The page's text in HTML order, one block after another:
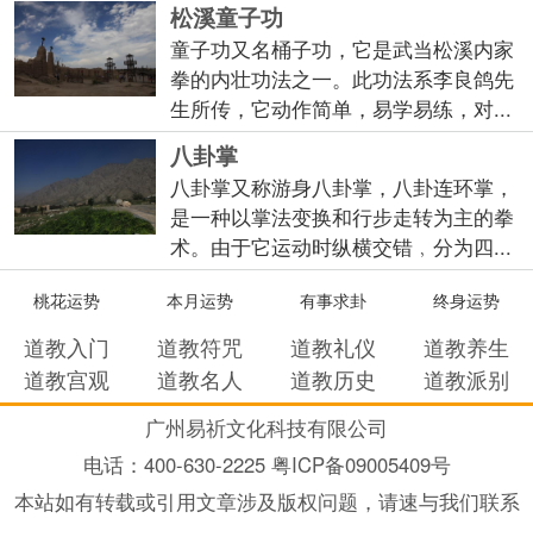
松溪童子功
童子功又名桶子功，它是武当松溪内家
拳的内壮功法之一。此功法系李良鸽先
生所传，它动作简单，易学易练，对...
八卦掌
八卦掌又称游身八卦掌，八卦连环掌，
是一种以掌法变换和行步走转为主的拳
术。由于它运动时纵横交错﹐分为四...
桃花运势 本月运势 有事求卦 终身运势
道教入门 道教符咒 道教礼仪
道教养生
道教宫观
道教名人 道教历史 道教派别
广州易祈文化科技有限公司
电话： 400-630-2225 粤ICP备09005409号
本站如有转载或引用文章涉及版权问题，请速与我们联系